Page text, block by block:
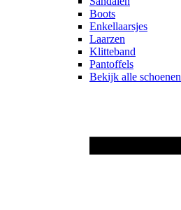
Boots
Enkellaarsjes
Laarzen
Klitteband
Pantoffels
Bekijk alle schoenen